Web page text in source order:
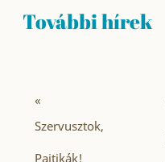
További hírek
«
Szervusztok,
Pajtikák!